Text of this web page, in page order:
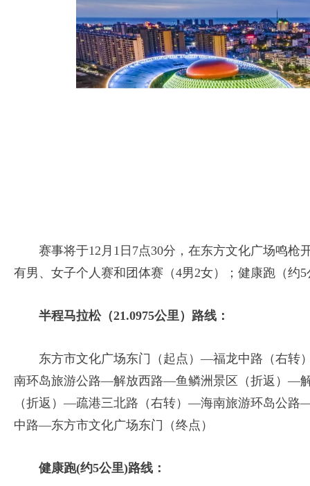
赛事将于12月1日7点30分，在东方文化广场鸣枪
有男、女子个人赛和团体赛（4男2女）；健康跑（约
半程马拉松（21.0975公里）路线：
东方市文化广场东门（起点）—福龙中路（右
南环岛旅游公路—解放西路—鱼鳞洲景区（折返）—
（折返）—疏港三北路（右转）—海南旅游环岛公
中路—东方市文化广场东门（终点）
健康跑(约5公里)路线：